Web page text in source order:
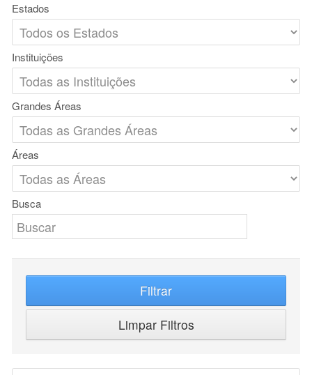
Estados
Instituições
Grandes Áreas
Áreas
Busca
Filtrar
Limpar Filtros